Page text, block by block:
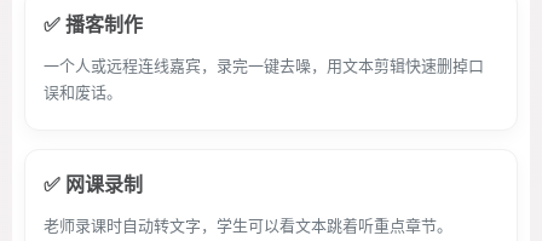
✅ 播客制作
一个人或远程连线嘉宾，录完一键去噪，用文本剪辑快速删掉口
误和废话。
✅ 网课录制
老师录课时自动转文字，学生可以看文本跳着听重点章节。